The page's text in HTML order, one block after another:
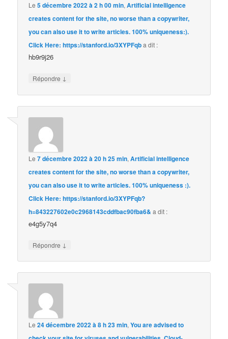
Le5 décembre 2022 à 2 h 00 min,Artificial intelligence
creates content for the site, no worse than a copywriter,
you can also use it to write articles. 100% uniqueness:).
Click Here: https://stanford.io/3XYPFqba dit :
hb9r9j26
Répondre ↓
Le7 décembre 2022 à 20 h 25 min,Artificial intelligence
creates content for the site, no worse than a copywriter,
you can also use it to write articles. 100% uniqueness :).
Click Here: https://stanford.io/3XYPFqb?
h=843227602e0c2968143cddfbac90fba6& a dit :
e4g5y7q4
Répondre ↓
Le24 décembre 2022 à 8 h 23 min,You are advised to